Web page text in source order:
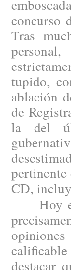
concurso
Tras
tupido,
ablación
de
la del
pertinente
CD,
Hoy el
opiniones
destacar